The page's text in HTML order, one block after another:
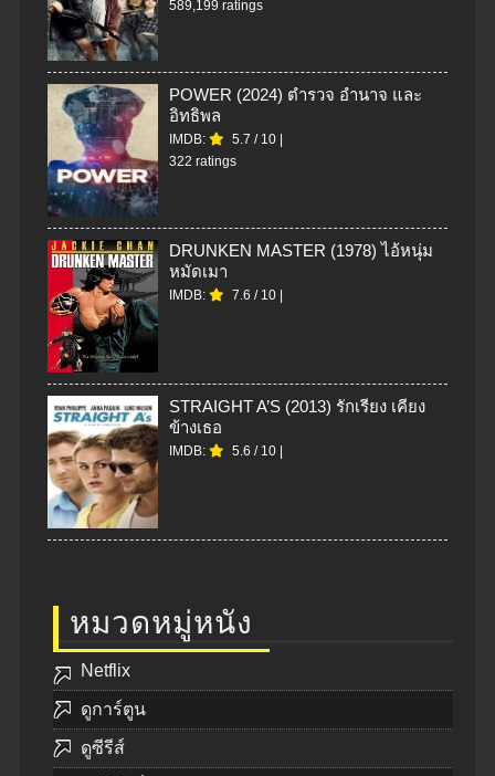
589,199 ratings
POWER (2024) ตำรวจ อำนาจ และ
อิทธิพล
IMDB: 5.7 / 10
322 ratings
DRUNKEN MASTER (1978) ไอ้หนุ่ม
หมัดเมา
IMDB: 7.6 / 10
STRAIGHT A’S (2013) รักเรียง เคียง
ข้างเธอ
IMDB: 5.6 / 10
หมวดหมู่หนัง
Netflix
ดูการ์ตูน
ดูซีรีส์